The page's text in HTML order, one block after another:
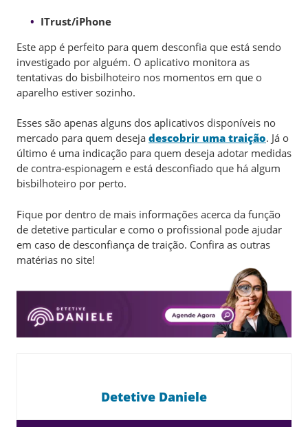
ITrust/iPhone
Este app é perfeito para quem desconfia que está sendo
investigado por alguém. O aplicativo monitora as
tentativas do bisbilhoteiro nos momentos em que o
aparelho estiver sozinho.
Esses são apenas alguns dos aplicativos disponíveis no
mercado para quem deseja descobrir uma traição. Já o
último é uma indicação para quem deseja adotar medidas
de contra-espionagem e está desconfiado que há algum
bisbilhoteiro por perto.
Fique por dentro de mais informações acerca da função
de detetive particular e como o profissional pode ajudar
em caso de desconfiança de traição. Confira as outras
matérias no site!
Detetive Daniele